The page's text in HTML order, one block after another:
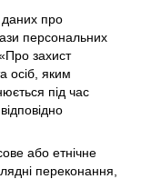
даних про
персональних
захист
осіб, яким
під час
або етнічне
переконання,